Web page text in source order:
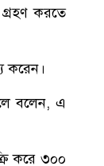
করতে
করেন।
বলেন, এ
করে ৩০০